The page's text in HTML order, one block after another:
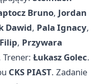
Bruno, Jordan
Dawid, Pala Ignacy,
, Przywara
Trener: Łukasz Golec.
CKS PIAST. Zadanie